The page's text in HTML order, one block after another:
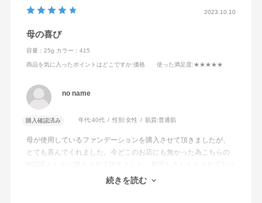
ヘクトライト・セスキオレイン酸ソルビタン・タルク・ト
リエトキシカプリリルシラン・ハイドロゲンジメチコン・
ミネラルオイル・ラウロイルリシン・塩化Na・含水シリ
カ・合成金雲母・合成金雲母鉄・水酸化Al・フェノキシエ
2023.10.10
母の喜び
容量：25g カラー：415
商品を気に入ったポイントはどこですか:価格 使った満足度:★★★★★
no name
購入確認済み 年代:40代 性別:女性 肌質:普通肌
母が使用しているファンデーションを購入させて頂きましたが、
とても喜んでくれました。今どこのお店にも無かった為こちらの
またご利用させて頂きたいと思います。質問にも回答に時間もか
続きを読む